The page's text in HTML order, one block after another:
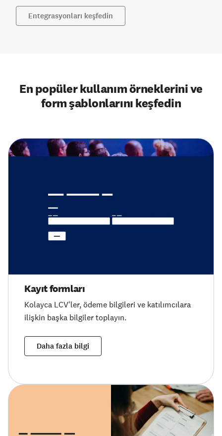
Entegrasyonları keşfedin
En popüler kullanım örneklerini ve
form şablonlarını keşfedin
Kayıt formları
Kolayca LCV'ler, ödeme bilgileri ve katılımcılara
ilişkin başka bilgiler toplayın.
Daha fazla bilgi